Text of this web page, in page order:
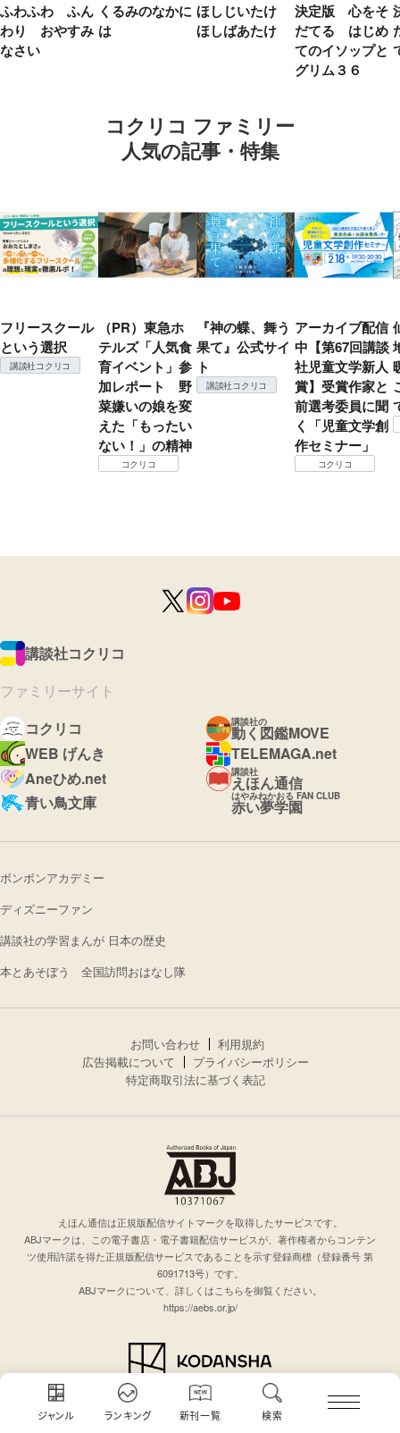
ジャンル ランキング 新刊一覧 検索
ふわふわ ふん
わり おやすみ
なさい
くるみのなかに
は
ほしじいたけ
ほしばあたけ
決定版 心をそ
だてる はじめ
てのイソップと
グリム３６
コクリコ ファミリー
人気の記事・特集
フリースクール
という選択
講談社コクリコ
（PR）東急ホ
テルズ「人気食
育イベント」参
加レポート 野
菜嫌いの娘を変
えた「もったい
ない！」の精神
コクリコ
『神の蝶、舞う
果て』公式サイ
ト
講談社コクリコ
アーカイブ配信
中【第67回講談
社児童文学新人
賞】受賞作家と
前選考委員に聞
く「児童文学創
作セミナー」
コクリコ
講談社コクリコ
ファミリーサイト
コクリコ
講談社の
動く図鑑MOVE
WEB げんき
TELEMAGA.net
Aneひめ.net
講談社
えほん通信
青い鳥文庫
はやみねかおる FAN CLUB
赤い夢学園
ボンボンアカデミー
ディズニーファン
講談社の学習まんが 日本の歴史
本とあそぼう 全国訪問おはなし隊
お問い合わせ
利用規約
広告掲載について
プライバシーポリシー
特定商取引法に基づく表記
えほん通信は正規版配信サイトマークを取得したサービスです。
ABJマークは、この電子書店・電子書籍配信サービスが、著作権者からコンテン
ツ使用許諾を得た正規版配信サービスであることを示す登録商標（登録番号 第
6091713号）です。
ABJマークについて、詳しくはこちらを御覧ください。
https://aebs.or.jp/
© KODANSHA Ltd. All rights reserved.
このサイトのデータの著作権は講談社が保有します。無断複製転載放送等は禁止